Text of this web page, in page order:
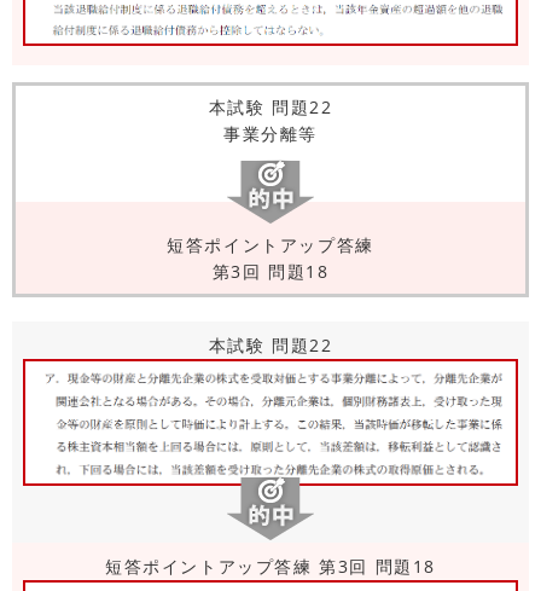
本試験 問題22
事業分離等
短答ポイントアップ答練
第3回 問題18
本試験 問題22
短答ポイントアップ答練 第3回 問題18